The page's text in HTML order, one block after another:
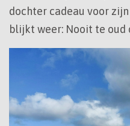
dochter cadeau voor
blijkt weer: Nooit te oud